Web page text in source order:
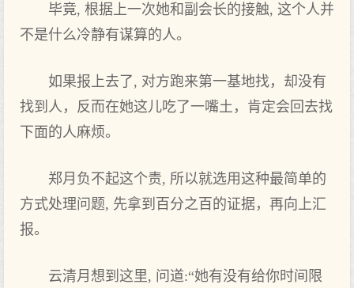
毕竟, 根据上一次她和副会长的接触, 这个人并
不是什么冷静有谋算的人。
如果报上去了, 对方跑来第一基地找，却没有
找到人，反而在她这儿吃了一嘴土，肯定会回去找
下面的人麻烦。
郑月负不起这个责, 所以就选用这种最简单的
方式处理问题, 先拿到百分之百的证据，再向上汇
报。
云清月想到这里, 问道:“她有没有给你时间限